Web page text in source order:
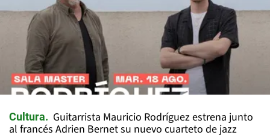
Cultura
Guitarrista Mauricio Rodríguez estrena junto
al francés Adrien Bernet su nuevo cuarteto de jazz